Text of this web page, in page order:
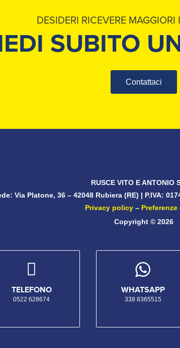
DESIDERI RICEVERE
SUBITO
Contattaci
RUSCE VITO E ANTONIO
Via Platone, 36 – 42048 Rubiera (RE) | P.IVA:
Privacy policy –
Copyright © 2026

TELEFONO
0522 628674

WHATSAPP
338 8365515